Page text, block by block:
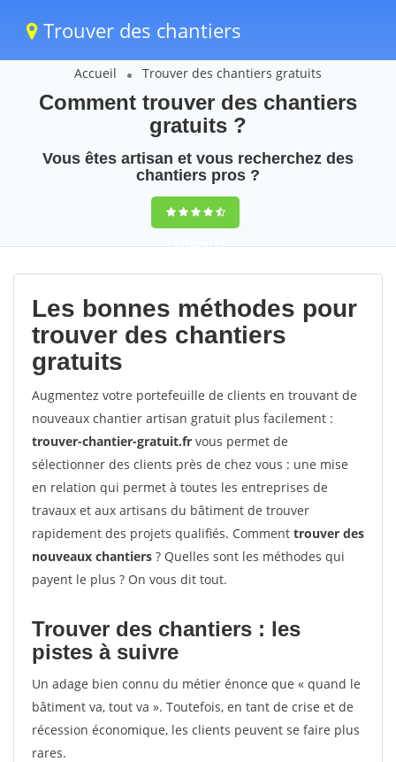
Trouver des chantiers
Accueil Trouver des chantiers gratuits
Comment trouver des chantiers
gratuits ?
Vous êtes artisan et vous recherchez des
chantiers pros ?
9,5(100%)25
votes
Les bonnes méthodes pour
trouver des chantiers
gratuits
Augmentez votre portefeuille de clients en trouvant de
nouveaux chantier artisan gratuit plus facilement :
trouver-chantier-gratuit.fr vous permet de
sélectionner des clients près de chez vous : une mise
en relation qui permet à toutes les entreprises de
travaux et aux artisans du bâtiment de trouver
rapidement des projets qualifiés. Comment trouver des
nouveaux chantiers ? Quelles sont les méthodes qui
payent le plus ? On vous dit tout.
Trouver des chantiers : les
pistes à suivre
Un adage bien connu du métier énonce que « quand le
bâtiment va, tout va ». Toutefois, en tant de crise et de
récession économique, les clients peuvent se faire plus
rares.